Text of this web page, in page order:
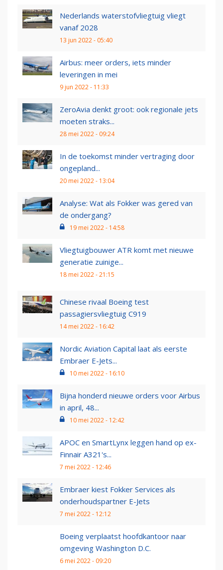
Nederlands waterstofvliegtuig vliegt
vanaf 2028
13 jun 2022 - 05:40
Airbus: meer orders, iets minder
leveringen in mei
9 jun 2022 - 11:33
ZeroAvia denkt groot: ook regionale jets
moeten straks...
28 mei 2022 - 09:24
In de toekomst minder vertraging door
ongepland...
20 mei 2022 - 13:04
Analyse: Wat als Fokker was gered van
de ondergang?
19 mei 2022 - 14:58
Vliegtuigbouwer ATR komt met nieuwe
generatie zuinige...
18 mei 2022 - 21:15
Chinese rivaal Boeing test
passagiersvliegtuig C919
14 mei 2022 - 16:42
Nordic Aviation Capital laat als eerste
Embraer E-Jets...
10 mei 2022 - 16:10
Bijna honderd nieuwe orders voor Airbus
in april, 48...
10 mei 2022 - 12:42
APOC en SmartLynx leggen hand op ex-
Finnair A321's...
7 mei 2022 - 12:46
Embraer kiest Fokker Services als
onderhoudspartner E-Jets
7 mei 2022 - 12:12
Boeing verplaatst hoofdkantoor naar
omgeving Washington D.C.
6 mei 2022 - 09:20